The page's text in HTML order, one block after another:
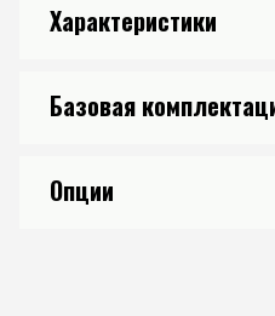
Характеристики
Базовая
Опции